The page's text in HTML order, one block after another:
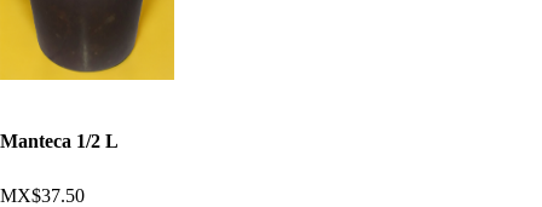
Manteca 1/2 L
MX$37.50